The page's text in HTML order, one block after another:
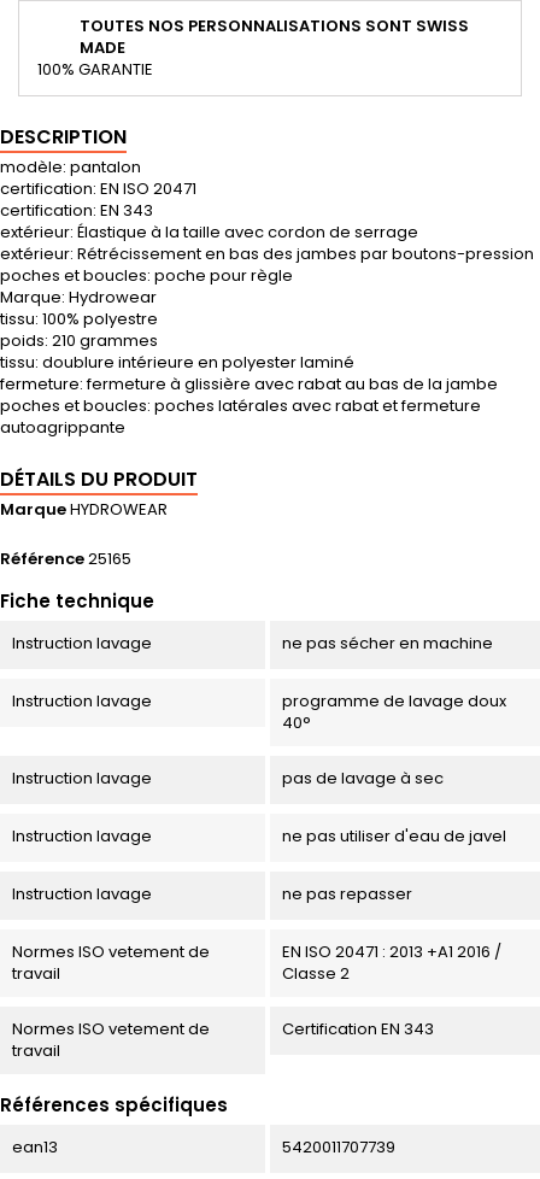
TOUTES NOS PERSONNALISATIONS SONT SWISS
MADE
100% GARANTIE
DESCRIPTION
modèle: pantalon
certification: EN ISO 20471
certification: EN 343
extérieur: Élastique à la taille avec cordon de serrage
extérieur: Rétrécissement en bas des jambes par boutons-pression
poches et boucles: poche pour règle
Marque: Hydrowear
tissu: 100% polyestre
poids: 210 grammes
tissu: doublure intérieure en polyester laminé
fermeture: fermeture à glissière avec rabat au bas de la jambe
poches et boucles: poches latérales avec rabat et fermeture
autoagrippante
DÉTAILS DU PRODUIT
MarqueHYDROWEAR
Référence25165
Fiche technique
Instruction lavage ne pas sécher en machine
Instruction lavage
programme de lavage doux
40°
Instruction lavage pas de lavage à sec
Instruction lavage ne pas utiliser d'eau de javel
Instruction lavage ne pas repasser
Normes ISO vetement de
travail
EN ISO 20471 : 2013 +A1 2016 /
Classe 2
Normes ISO vetement de
travail
Certification EN 343
Références spécifiques
ean13 5420011707739